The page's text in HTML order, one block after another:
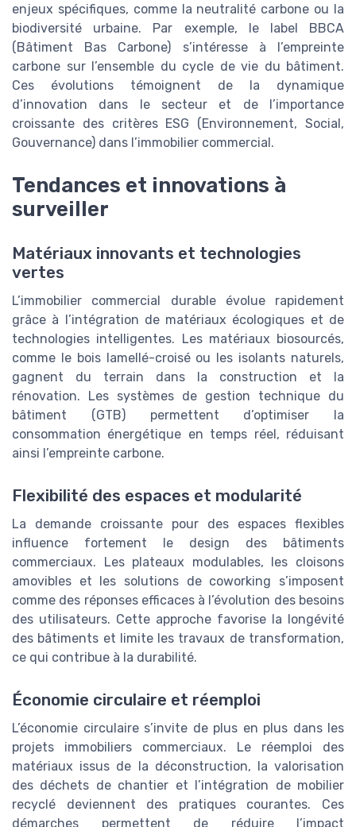
enjeux spécifiques, comme la neutralité carbone ou la
biodiversité urbaine. Par exemple, le label BBCA
(Bâtiment Bas Carbone) s’intéresse à l’empreinte
carbone sur l’ensemble du cycle de vie du bâtiment.
Ces évolutions témoignent de la dynamique
d’innovation dans le secteur et de l’importance
croissante des critères ESG (Environnement, Social,
Gouvernance) dans l’immobilier commercial.
Tendances et innovations à
surveiller
Matériaux innovants et technologies
vertes
L’immobilier commercial durable évolue rapidement
grâce à l’intégration de matériaux écologiques et de
technologies intelligentes. Les matériaux biosourcés,
comme le bois lamellé-croisé ou les isolants naturels,
gagnent du terrain dans la construction et la
rénovation. Les systèmes de gestion technique du
bâtiment (GTB) permettent d’optimiser la
consommation énergétique en temps réel, réduisant
ainsi l’empreinte carbone.
Flexibilité des espaces et modularité
La demande croissante pour des espaces flexibles
influence fortement le design des bâtiments
commerciaux. Les plateaux modulables, les cloisons
amovibles et les solutions de coworking s’imposent
comme des réponses efficaces à l’évolution des besoins
des utilisateurs. Cette approche favorise la longévité
des bâtiments et limite les travaux de transformation,
ce qui contribue à la durabilité.
Économie circulaire et réemploi
L’économie circulaire s’invite de plus en plus dans les
projets immobiliers commerciaux. Le réemploi des
matériaux issus de la déconstruction, la valorisation
des déchets de chantier et l’intégration de mobilier
recyclé deviennent des pratiques courantes. Ces
démarches permettent de réduire l’impact